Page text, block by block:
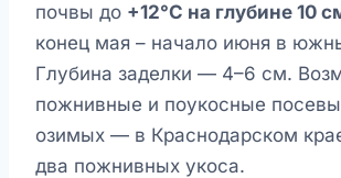
почвы до +12°C на глубине 10
конец мая – начало июня в
Глубина заделки — 4–6 см.
пожнивные и поукосные
озимых — в Краснодарском
два пожнивных укоса.